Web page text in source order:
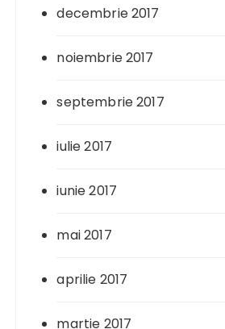
decembrie 2017
noiembrie 2017
septembrie 2017
iulie 2017
iunie 2017
mai 2017
aprilie 2017
martie 2017